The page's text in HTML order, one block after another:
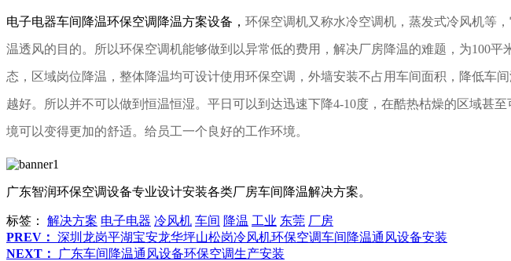
电子电器车间降温环保空调降温方案设备， 环保空调机又称水冷空调机，蒸发式冷风机等
温透风的目的。所以环保空调机能够做到以异常低的费用，解决厂房降温的难题，为100
态，区域岗位降温，整体降温均可设计使用环保空调，外墙安装不占用车间面积，降低车间
越好。所以并不可以做到恒温恒湿。平日可以到达迅速下降4-10度，在酷热枯燥的区域甚
境可以变得更加的舒适。 给员工一个良好的工作环境。
广东智润环保空调设备专业设计安装各类厂房车间降温解决方案。
标签： 解决方案 电子电器 冷风机 车间 降温 工业 东莞 厂房
PREV： 深圳龙岗平湖宝安龙华坪山松岗冷风机环保空调车间降温通风设备安装
NEXT：
广东车间降温通风设备环保空调生产安装